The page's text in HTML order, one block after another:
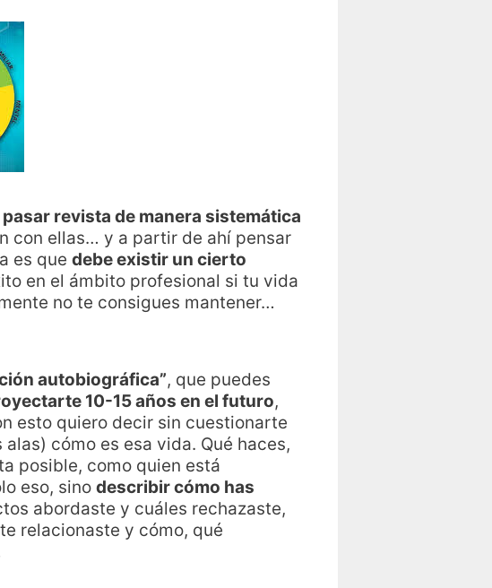
pasar revista de manera sistemática
con ellas… y a partir de ahí pensar
es que debe existir un cierto
en el ámbito profesional si tu vida
no te consigues mantener…
autobiográfica”, que puedes
10-15 años en el futuro,
esto quiero decir sin cuestionarte
cómo es esa vida. Qué haces,
posible, como quien está
eso, sino describir cómo has
abordaste y cuáles rechazaste,
relacionaste y cómo, qué